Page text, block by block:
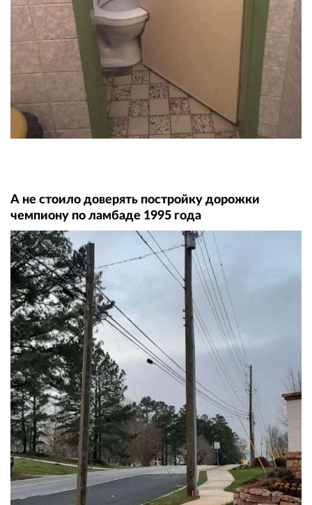
А не стоило доверять постройку дорожки
чемпиону по ламбаде 1995 года